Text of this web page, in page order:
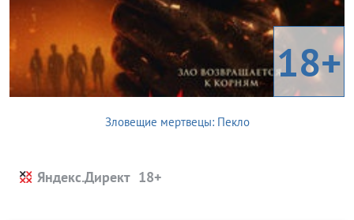
18+
Зловещие мертвецы: Пекло
Яндекс.Директ